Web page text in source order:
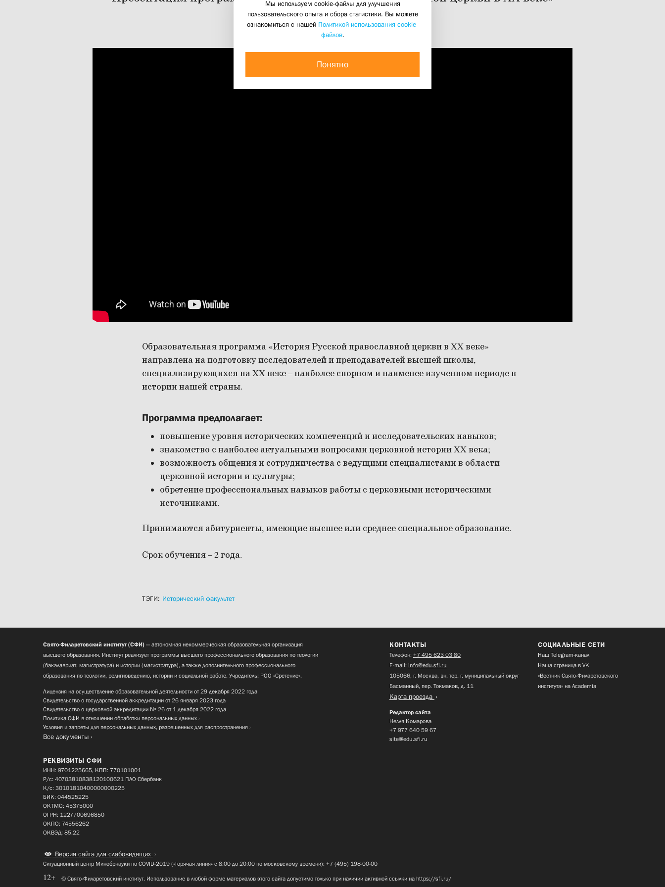
01 июня 2021
Образовательная программа «История Русской православной церкви в XX веке»
направлена на подготовку исследователей и преподавателей высшей школы,
специализирующихся на XX веке – наиболее спорном и наименее изученном периоде в
истории нашей страны.
Программа предполагает:
повышение уровня исторических компетенций и исследовательских навыков;
знакомство с наиболее актуальными вопросами церковной истории XX века;
возможность общения и сотрудничества с ведущими специалистами в области
церковной истории и культуры;
обретение профессиональных навыков работы с церковными историческими
источниками.
Принимаются абитуриенты, имеющие высшее или среднее специальное образование.
Срок обучения – 2 года.
ТЭГИ: Исторический факультет
Мы используем cookie-файлы для улучшения
пользовательского опыта и сбора статистики. Вы можете
ознакомиться с нашей Политикой использования cookie-
файлов.
Понятно
Свято-Филаретовский институт (СФИ) — автономная некоммерческая образовательная организация
высшего образования. Институт реализует программы высшего профессионального образования по теологии
(бакалавриат, магистратура) и истории (магистратура), а также дополнительного профессионального
образования по теологии, религиоведению, истории и социальной работе. Учредитель: РОО «Сретение».
Лицензия на осуществление образовательной деятельности от 29 декабря 2022 года
Свидетельство о государственной аккредитации от 26 января 2023 года
Свидетельство о церковной аккредитации № 26 от 1 декабря 2022 года
Политика СФИ в отношении обработки персональных данных
Условия и запреты для персональных данных, разрешенных для распространения
Все документы
КОНТАКТЫ
Телефон: +7 495 623 03 80
E-mail: info@edu.sfi.ru
105066, г. Москва, вн. тер. г. муниципальный округ
Басманный, пер. Токмаков, д. 11
Карта проезда
Редактор сайта
Нелля Комарова
+7 977 640 59 67
site@edu.sfi.ru
СОЦИАЛЬНЫЕ СЕТИ
Наш Telegram-канал
Наша страница в VK
«Вестник Свято-Филаретовского
института» на Academia
РЕКВИЗИТЫ СФИ
ИНН: 9701225665, КПП: 770101001
Р/с: 40703810838120100621 ПАО Сбербанк
К/с: 30101810400000000225
БИК: 044525225
ОКТМО: 45375000
ОГРН: 1227700696850
ОКПО: 74556262
ОКВЭД: 85.22
Версия сайта для слабовидящих
Ситуационный центр Минобрнауки по COVID-2019 («Горячая линия» с 8:00 до 20:00 по московскому времени): +7 (495) 198-00-00
12+ © Свято-Филаретовский институт. Использование в любой форме материалов этого сайта допустимо только при наличии активной ссылки на https://sfi.ru/